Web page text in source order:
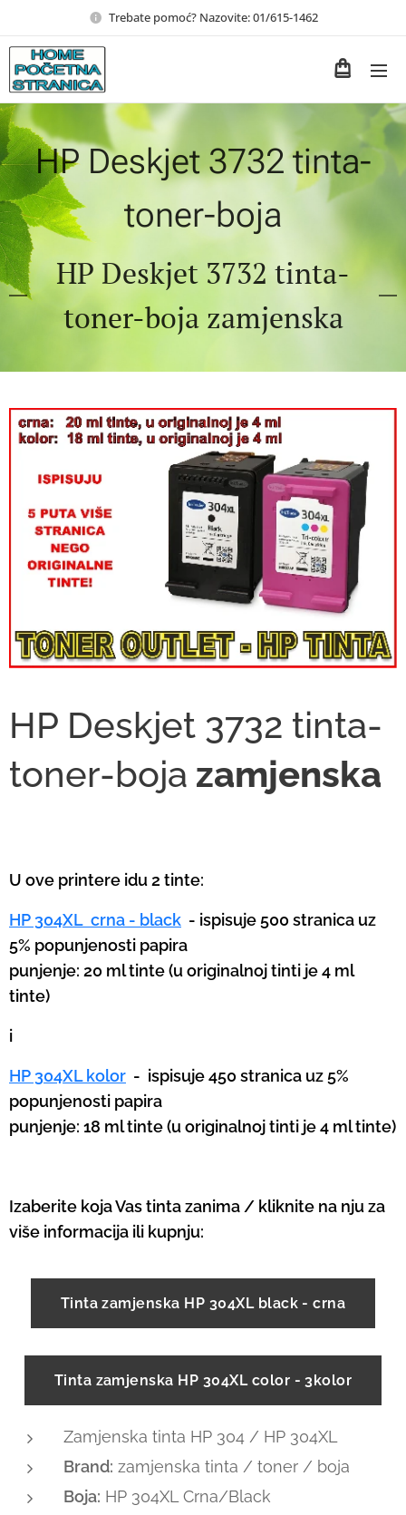
Trebate pomoć? Nazovite: 01/615-1462
HP Deskjet 3732 tinta-
toner-boja
HP Deskjet 3732 tinta-
toner-boja zamjenska
HP Deskjet 3732 tinta-
toner-boja zamjenska
U ove printere idu 2 tinte:
HP 304XL crna - black - ispisuje 500 stranica uz
5% popunjenosti papira
punjenje: 20 ml tinte (u originalnoj tinti je 4 ml
tinte)
i
HP 304XL kolor - ispisuje 450 stranica uz 5%
popunjenosti papira
punjenje: 18 ml tinte (u originalnoj tinti je 4 ml tinte)
Izaberite koja Vas tinta zanima / kliknite na nju za
više informacija ili kupnju:
Tinta zamjenska HP 304XL black - crna
Tinta zamjenska HP 304XL color - 3kolor
Zamjenska tinta HP 304 / HP 304XL
Brand: zamjenska tinta / toner / boja
Boja: HP 304XL Crna/Black